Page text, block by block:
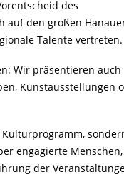
des
auf den großen
Talente vertreten.
Wir präsentieren auch
Kunstausstellungen
engagierte
der